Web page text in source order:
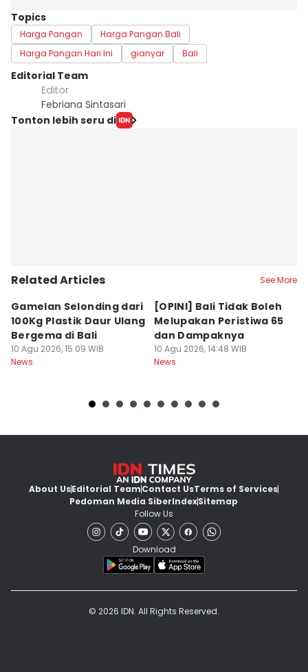
Topics
Harga Pangan
Harga Pangan Bali
Harga Pangan Hari Ini
gianyar Bali
Editorial Team
Editor
Febriana Sintasari
Tonton lebih seru di
Related Articles See More
Gamelan Selonding dari
100Kg Plastik Daur Ulang
Bergema di Bali
10 Agu 2026, 15:09 WIB
News
[OPINI] Bali Tidak Boleh
Melupakan Peristiwa 65
dan Dampaknya
10 Agu 2026, 14:48 WIB
News
About UsEditorial TeamContact UsTerms of Services
Pedoman Media SiberIndexSitemap
Follow Us
Download
© 2026 IDN. All Rights Reserved.